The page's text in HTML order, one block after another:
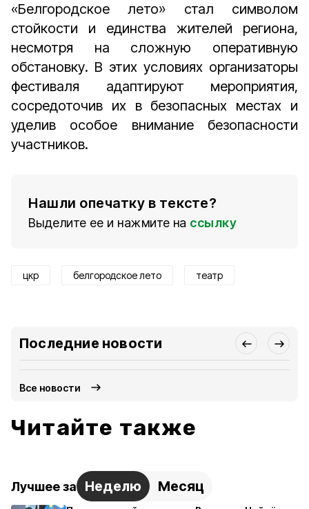
«Белгородское лето» стал символом
стойкости и единства жителей региона,
несмотря на сложную оперативную
обстановку. В этих условиях организаторы
фестиваля адаптируют мероприятия,
сосредоточив их в безопасных местах и
уделив особое внимание безопасности
участников.
Нашли опечатку в тексте?
Выделите ее и нажмите на ссылку
цкр белгородское лето театр
Последние новости
Все новости
Читайте также
Лучшее за Неделю Месяц